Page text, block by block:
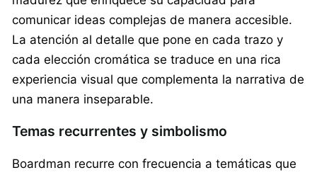
comunicar ideas complejas de manera accesible.
La atención al detalle que pone en cada trazo y
cada elección cromática se traduce en una rica
experiencia visual que complementa la narrativa de
una manera inseparable.
Temas recurrentes y simbolismo
Boardman recurre con frecuencia a temáticas que